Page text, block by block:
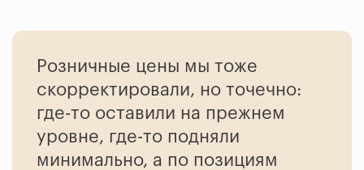
Розничные цены мы тоже
скорректировали, но точечно:
где-то оставили на прежнем
уровне, где-то подняли
минимально, а по позициям